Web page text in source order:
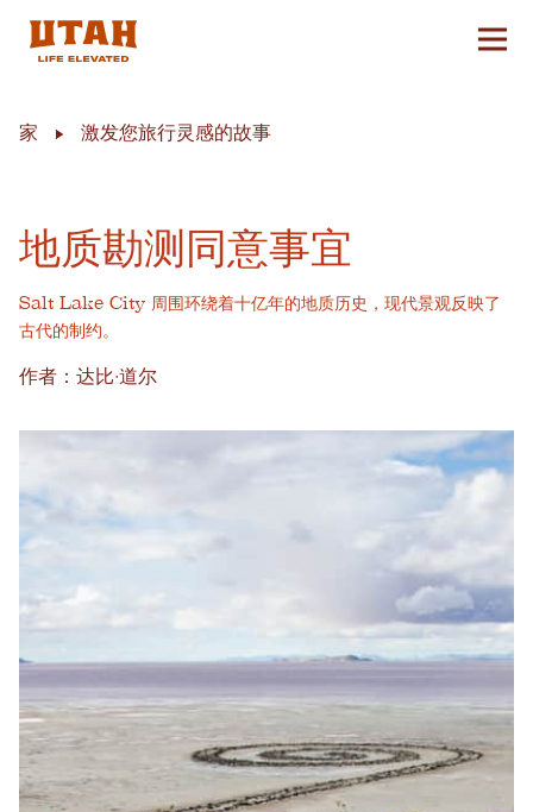
切换
家 激发您旅行灵感的故事
地质勘测同意事宜
Salt Lake City 周围环绕着十亿年的地质历史，现代景观反映了
古代的制约。
作者：达比·道尔